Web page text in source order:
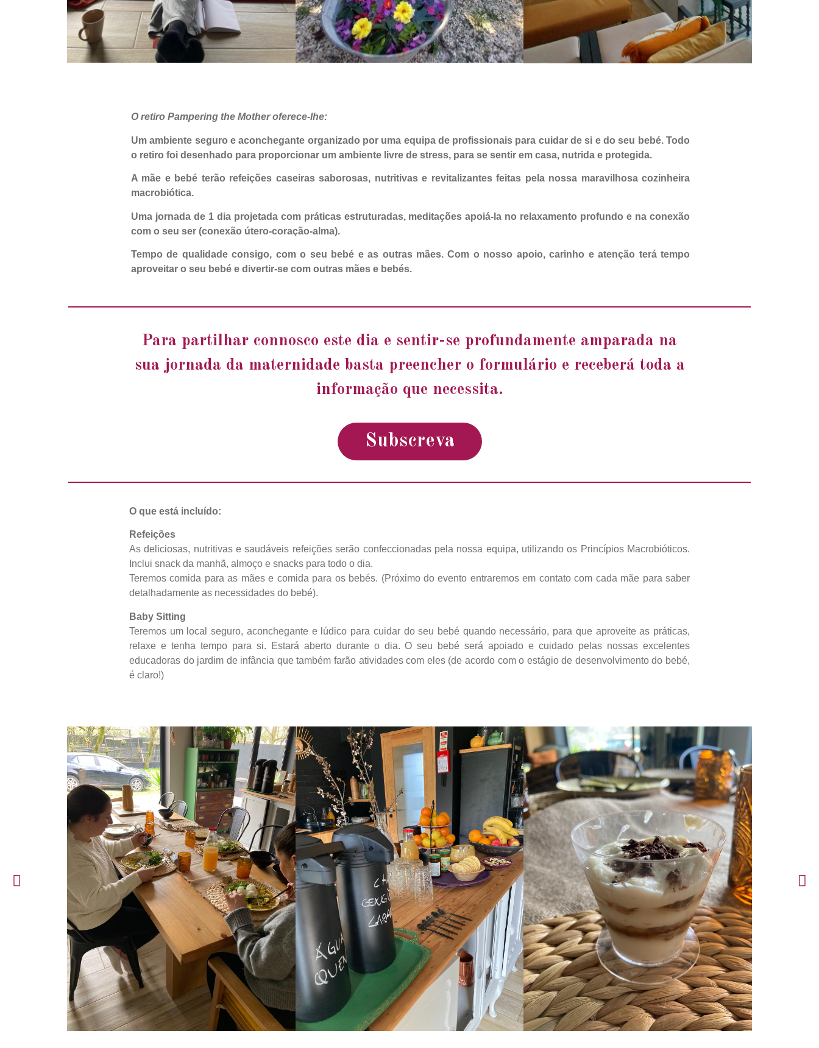
O retiro Pampering the Mother oferece-lhe:
Um ambiente seguro e aconchegante organizado por uma equipa de profissionais para cuidar de si e do seu bebé. Todo
o retiro foi desenhado para proporcionar um ambiente livre de stress, para se sentir em casa, nutrida e protegida.
A mãe e bebé terão refeições caseiras saborosas, nutritivas e revitalizantes feitas pela nossa maravilhosa cozinheira
macrobiótica.
Uma jornada de 1 dia projetada com práticas estruturadas, meditações apoiá-la no relaxamento profundo e na conexão
com o seu ser (conexão útero-coração-alma).
Tempo de qualidade consigo, com o seu bebé e as outras mães. Com o nosso apoio, carinho e atenção terá tempo
aproveitar o seu bebé e divertir-se com outras mães e bebés.
Para partilhar connosco este dia e sentir-se profundamente amparada na
sua jornada da maternidade basta preencher o formulário e receberá toda a
informação que necessita.
Subscreva
O que está incluído:
Refeições
As deliciosas, nutritivas e saudáveis refeições serão confeccionadas pela nossa equipa, utilizando os Princípios Macrobióticos.
Inclui snack da manhã, almoço e snacks para todo o dia.
Teremos comida para as mães e comida para os bebés. (Próximo do evento entraremos em contato com cada mãe para saber
detalhadamente as necessidades do bebé).
Baby Sitting
Teremos um local seguro, aconchegante e lúdico para cuidar do seu bebé quando necessário, para que aproveite as práticas,
relaxe e tenha tempo para si. Estará aberto durante o dia. O seu bebé será apoiado e cuidado pelas nossas excelentes
educadoras do jardim de infância que também farão atividades com eles (de acordo com o estágio de desenvolvimento do bebé,
é claro!)